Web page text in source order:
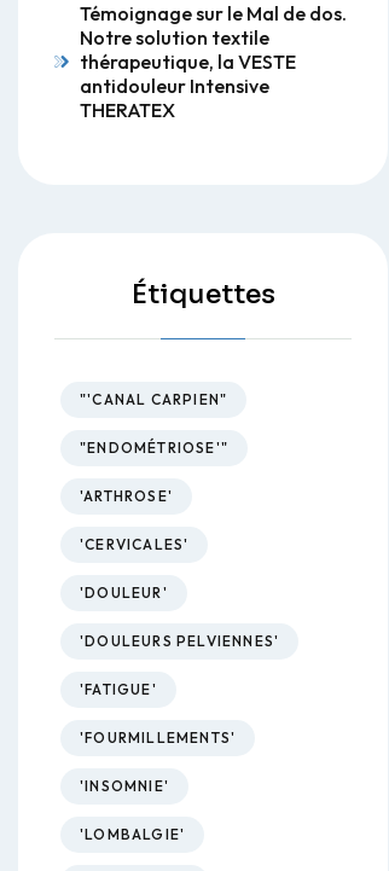
Témoignage sur le Mal de dos.
Notre solution textile
thérapeutique, la VESTE
antidouleur Intensive
THERATEX
Étiquettes
"'CANAL CARPIEN"
"ENDOMÉTRIOSE'"
'ARTHROSE'
'CERVICALES'
'DOULEUR'
'DOULEURS PELVIENNES'
'FATIGUE'
'FOURMILLEMENTS'
'INSOMNIE'
'LOMBALGIE'